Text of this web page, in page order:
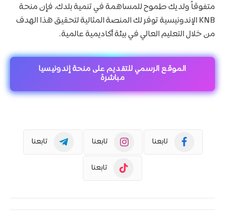
متفوقاً ولديك طموح للمساهمة في تنمية بلدك، فإن منحة
KNB الإندونيسية توفر لك المنصة المثالية لتحقيق هذا الهدف
من خلال التعليم العالي في بيئة أكاديمية عالمية.
الموقع الرسمي للتقديم على منحة إندونيسيا
مباشرة
تابعنا تابعنا تابعنا
تابعنا